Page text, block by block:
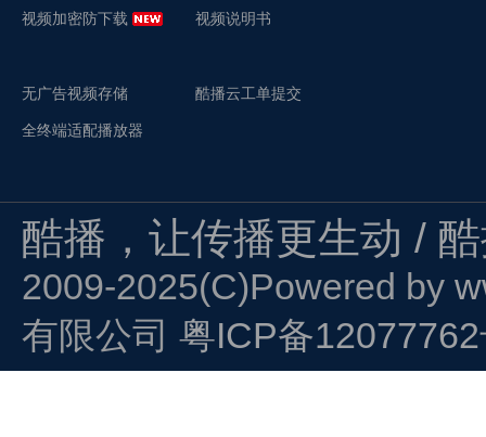
视频加密防下载
无广告视频存储
全终端适配播放器
视频说明书
酷播云工单提交
酷播，让传播更生动 /
2009-2025(C)Powered by
有限公司 粤ICP备